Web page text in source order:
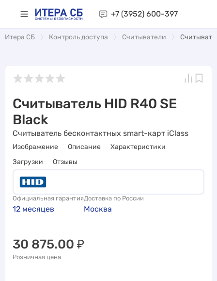
+7 (3952) 600-397
Итера СБ Контроль доступа Считыватели
Считыватель HID R40 SE
Black
Считыватель бесконтактных smart-карт iClass
Изображение Описание
Характеристики
Загрузки
Отзывы
Официальная гарантия
12 месяцев
Доставка по России
Москва
30 875.00 ₽
Розничная цена